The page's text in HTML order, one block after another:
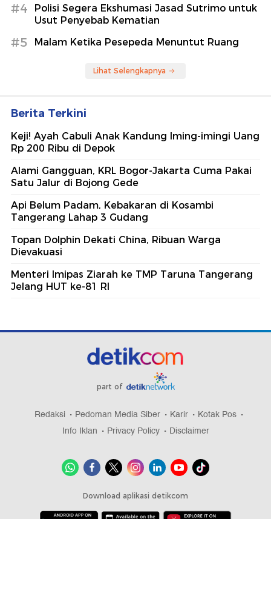
#4
Polisi Segera Ekshumasi Jasad Sutrimo untuk
Usut Penyebab Kematian
#5 Malam Ketika Pesepeda Menuntut Ruang
Lihat Selengkapnya
Berita Terkini
Keji! Ayah Cabuli Anak Kandung Iming-imingi Uang
Rp 200 Ribu di Depok
Alami Gangguan, KRL Bogor-Jakarta Cuma Pakai
Satu Jalur di Bojong Gede
Api Belum Padam, Kebakaran di Kosambi
Tangerang Lahap 3 Gudang
Topan Dolphin Dekati China, Ribuan Warga
Dievakuasi
Menteri Imipas Ziarah ke TMP Taruna Tangerang
Jelang HUT ke-81 RI
part of
Redaksi Pedoman Media Siber Karir
Kotak Pos
Info Iklan
Privacy Policy Disclaimer
Download aplikasi detikcom